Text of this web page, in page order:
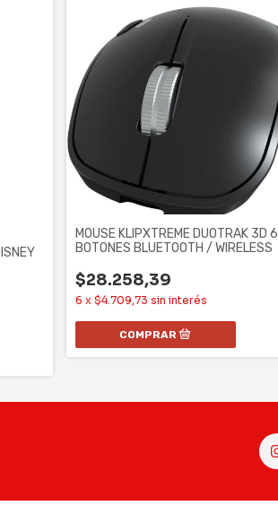
MOUSE KLIPXTREME DUOTRAK 3D 6
BOTONES BLUETOOTH / WIRELESS
$28.258,39
6 x $4.709,73 sin interés